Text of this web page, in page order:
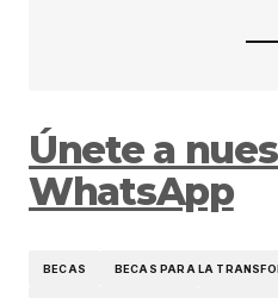
Únete a
WhatsApp
BECAS BECAS PARA LA